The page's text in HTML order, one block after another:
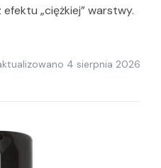
„ciężkiej” warstwy.
4 sierpnia 2026